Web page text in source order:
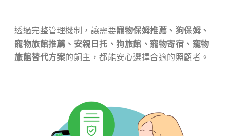
透過完整管理機制，讓需要寵物保姆推薦、狗保姆、
寵物旅館推薦、安親日托、狗旅館、寵物寄宿、寵物
旅館替代方案的飼主，都能安心選擇合適的照顧者。